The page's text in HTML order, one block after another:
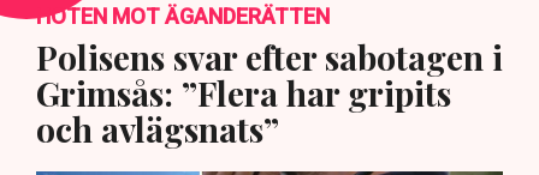
HOTEN MOT ÄGANDERÄTTEN
Polisens svar efter sabotagen i
Grimsås: ”Flera har gripits
och avlägsnats”